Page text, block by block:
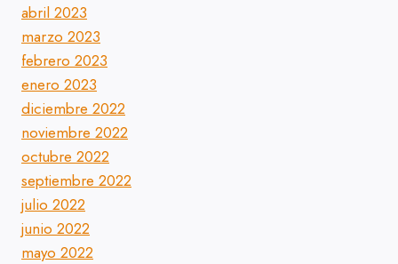
abril 2023
marzo 2023
febrero 2023
enero 2023
diciembre 2022
noviembre 2022
octubre 2022
septiembre 2022
julio 2022
junio 2022
mayo 2022